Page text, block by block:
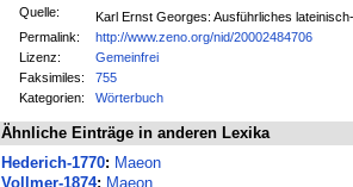
Quelle: Karl Ernst Georges: Ausführliches
Permalink:
http://www.zeno.org/nid/20002484706
Lizenz:
Gemeinfrei
Faksimiles:
755
Kategorien:
Wörterbuch
Ähnliche Einträge in anderen Lexika
Hederich-1770: Maeon
Vollmer-1874: Maeon